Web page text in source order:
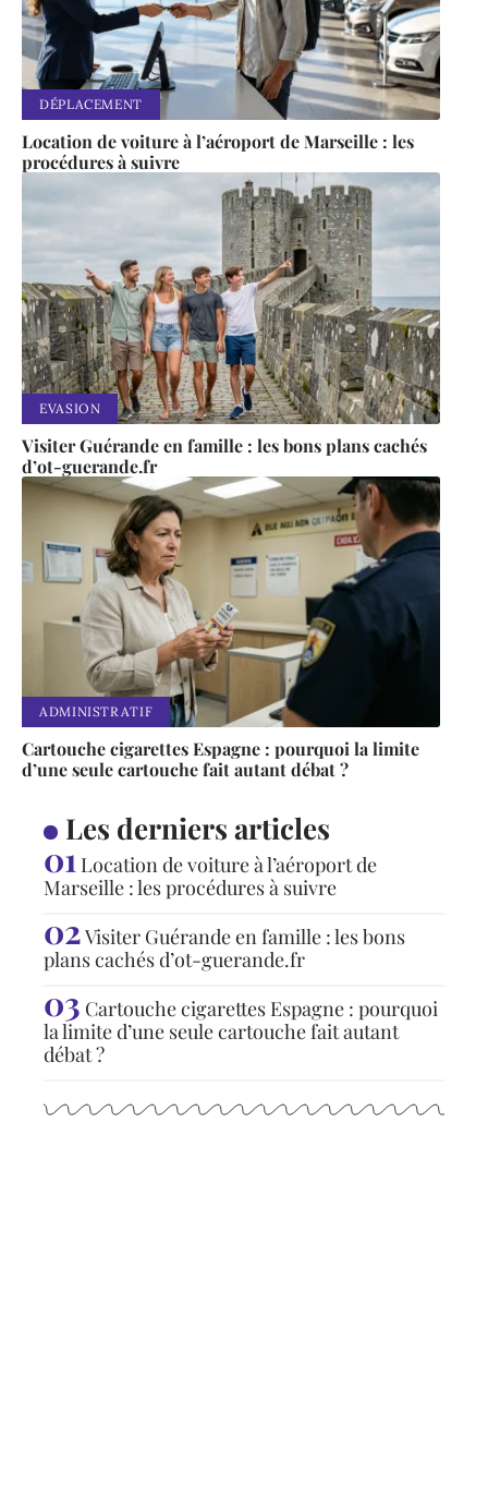
DÉPLACEMENT
Location de voiture à l’aéroport de Marseille : les
procédures à suivre
EVASION
Visiter Guérande en famille : les bons plans cachés
d’ot-guerande.fr
ADMINISTRATIF
Cartouche cigarettes Espagne : pourquoi la limite
d’une seule cartouche fait autant débat ?
Les derniers articles
Location de voiture à l’aéroport de
Marseille : les procédures à suivre
Visiter Guérande en famille : les bons
plans cachés d’ot-guerande.fr
Cartouche cigarettes Espagne : pourquoi
la limite d’une seule cartouche fait autant
débat ?